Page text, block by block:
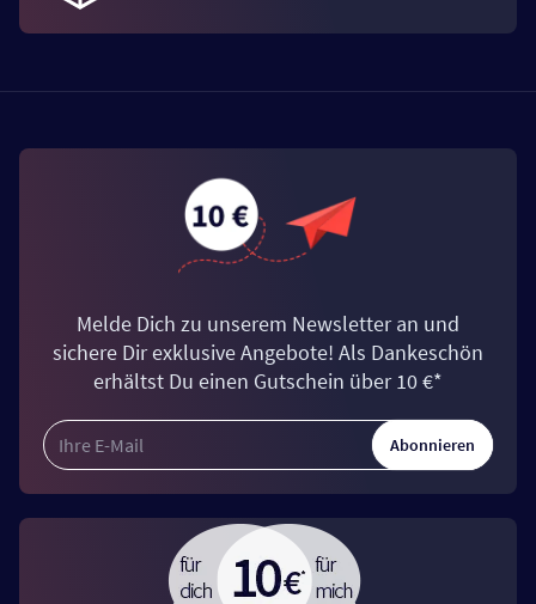
Melde Dich zu unserem Newsletter an und
sichere Dir exklusive Angebote! Als Dankeschön
erhältst Du einen Gutschein über 10 €*
Abonnieren